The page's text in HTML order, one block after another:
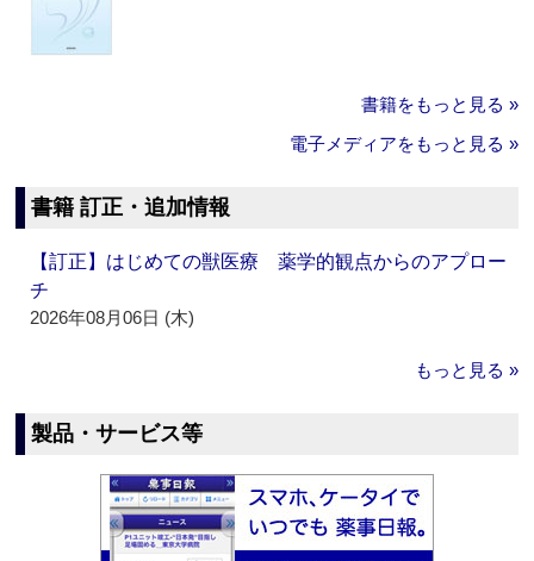
書籍をもっと見る »
電子メディアをもっと見る »
書籍 訂正・追加情報
【訂正】はじめての獣医療 薬学的観点からのアプロー
チ
2026年08月06日 (木)
もっと見る »
製品・サービス等